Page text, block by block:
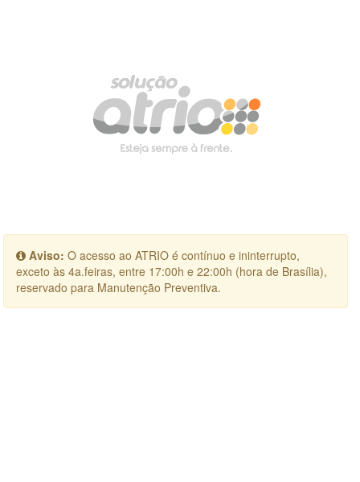
Aviso: O acesso ao ATRIO é contínuo e ininterrupto,
exceto às 4a.feiras, entre 17:00h e 22:00h (hora de Brasília),
reservado para Manutenção Preventiva.